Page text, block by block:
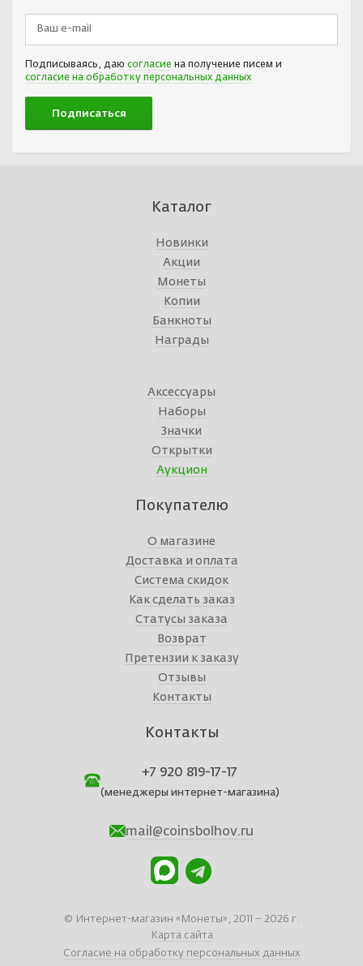
Подписываясь, даю согласие на получение писем и
согласие на обработку персональных данных
Каталог
Новинки
Акции
Монеты
Копии
Банкноты
Награды
Аксессуары
Наборы
Значки
Открытки
Аукцион
Покупателю
О магазине
Доставка и оплата
Система скидок
Как сделать заказ
Статусы заказа
Возврат
Претензии к заказу
Отзывы
Контакты
Контакты
+7 920 819-17-17
(менеджеры интернет-магазина)
mail@coinsbolhov.ru
© Интернет-магазин «Монеты», 2011 – 2026 г.
Карта сайта
Согласие на обработку персональных данных